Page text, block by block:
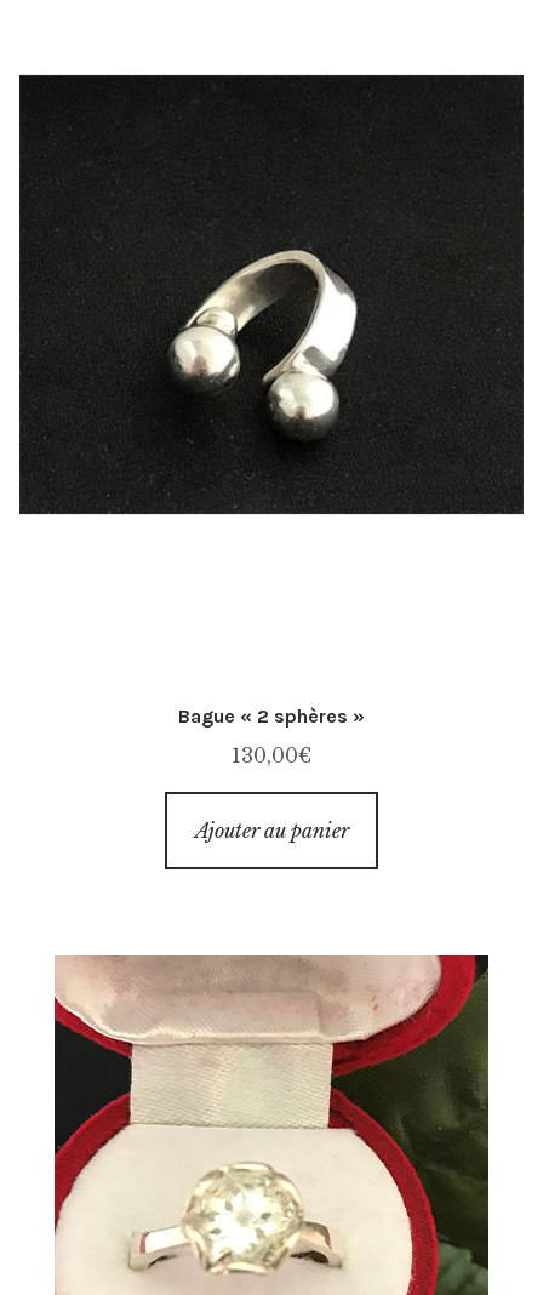
Bague « 2 sphères »
130,00€
Ajouter au panier